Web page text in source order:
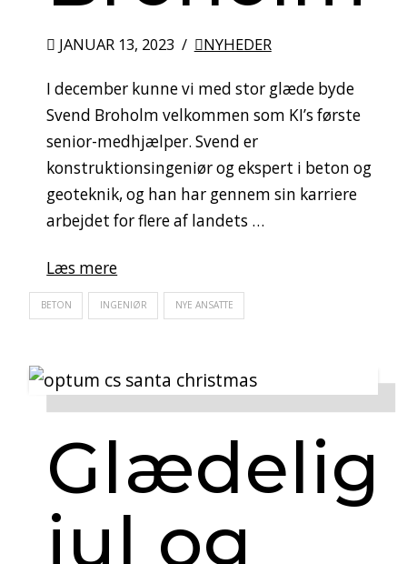
JANUAR 13, 2023 NYHEDER
I december kunne vi med stor glæde byde
Svend Broholm velkommen som KI’s første
senior-medhjælper. Svend er
konstruktionsingeniør og ekspert i beton og
geoteknik, og han har gennem sin karriere
arbejdet for flere af landets …
Læs mere
BETON INGENIØR NYE ANSATTE
Glædelig
jul og